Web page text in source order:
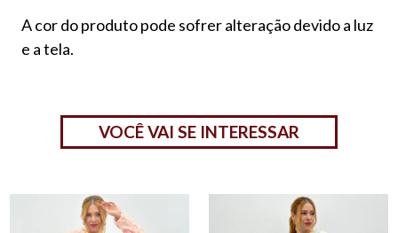
A cor do produto pode sofrer alteração devido a luz
e a tela.
VOCÊ VAI SE INTERESSAR